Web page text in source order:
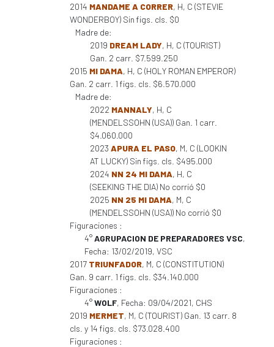
2014 MANDAME A CORRER, H, C (STEVIE
WONDERBOY) Sin figs. cls. $0
Madre de:
2019 DREAM LADY, H, C (TOURIST)
Gan. 2 carr. $7.599.250
2015 MI DAMA, H, C (HOLY ROMAN EMPEROR)
Gan. 2 carr. 1 figs. cls. $6.570.000
Madre de:
2022 MANNALY, H, C
(MENDELSSOHN (USA)) Gan. 1 carr.
$4.060.000
2023 APURA EL PASO, M, C (LOOKIN
AT LUCKY) Sin figs. cls. $495.000
2024 NN 24 MI DAMA, H, C
(SEEKING THE DIA) No corrió $0
2025 NN 25 MI DAMA, M, C
(MENDELSSOHN (USA)) No corrió $0
Figuraciones :
4°AGRUPACION DE PREPARADORES VSC,
Fecha: 13/02/2019, VSC
2017 TRIUNFADOR, M, C (CONSTITUTION)
Gan. 9 carr. 1 figs. cls. $34.140.000
Figuraciones :
4°WOLF, Fecha: 09/04/2021, CHS
2019 MERMET, M, C (TOURIST) Gan. 13 carr. 8
cls. y 14 figs. cls. $73.028.400
Figuraciones :